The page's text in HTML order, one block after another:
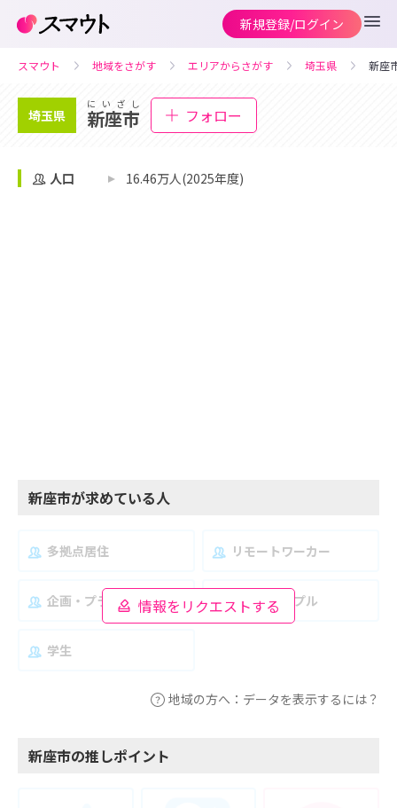
新規登録/ログイン
スマウト 地域をさがす エリアからさがす 埼玉県 新座
埼玉県
にいざし
新座市 フォロー
人口 16.46万人(2025年度)
新座市が求めている人
情報をリクエストする
多拠点居住 リモートワーカー
企画・プランナー 夫婦・カップル
学生
地域の方へ：データを表示するには？
新座市の推しポイント